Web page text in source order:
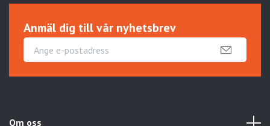
Anmäl dig till vår nyhetsbrev
Om oss